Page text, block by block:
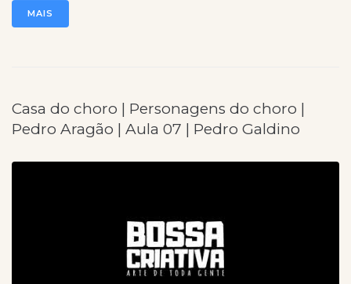
MAIS
Casa do choro | Personagens do choro |
Pedro Aragão | Aula 07 | Pedro Galdino